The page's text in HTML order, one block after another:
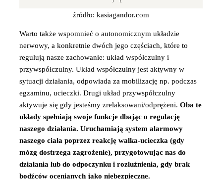
źródło: kasiagandor.com
Warto także wspomnieć o autonomicznym układzie
nerwowy, a konkretnie dwóch jego częściach, które to
regulują nasze zachowanie: układ współczulny i
przywspółczulny. Układ współczulny jest aktywny w
sytuacji działania, odpowiada za mobilizację np. podczas
egzaminu, ucieczki. Drugi układ przywspółczulny
aktywuje się gdy jesteśmy zrelaksowani/odprężeni. Oba te
układy spełniają swoje funkcje dbając o regulację
naszego działania. Uruchamiają system alarmowy
naszego ciała poprzez reakcję walka-ucieczka (gdy
mózg dostrzega zagrożenie), przygotowując nas do
działania lub do odpoczynku i rozluźnienia, gdy brak
bodźców ocenianych jako niebezpieczne.